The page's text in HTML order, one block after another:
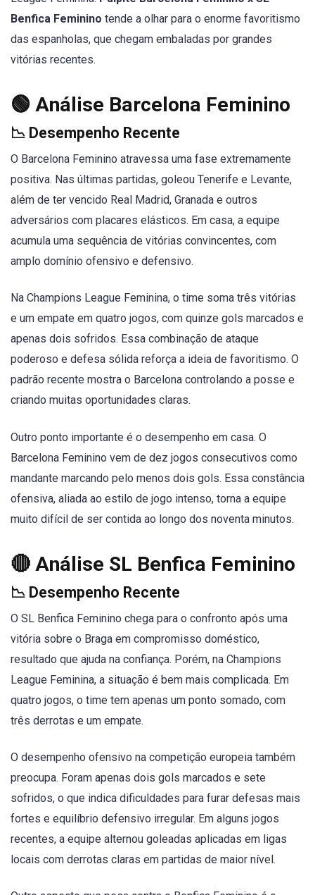
Benfica Feminino tende a olhar para o enorme favoritismo
das espanholas, que chegam embaladas por grandes
vitórias recentes.
🟢 Análise Barcelona Feminino
📉 Desempenho Recente
O Barcelona Feminino atravessa uma fase extremamente
positiva. Nas últimas partidas, goleou Tenerife e Levante,
além de ter vencido Real Madrid, Granada e outros
adversários com placares elásticos. Em casa, a equipe
acumula uma sequência de vitórias convincentes, com
amplo domínio ofensivo e defensivo.
Na Champions League Feminina, o time soma três vitórias
e um empate em quatro jogos, com quinze gols marcados e
apenas dois sofridos. Essa combinação de ataque
poderoso e defesa sólida reforça a ideia de favoritismo. O
padrão recente mostra o Barcelona controlando a posse e
criando muitas oportunidades claras.
Outro ponto importante é o desempenho em casa. O
Barcelona Feminino vem de dez jogos consecutivos como
mandante marcando pelo menos dois gols. Essa constância
ofensiva, aliada ao estilo de jogo intenso, torna a equipe
muito difícil de ser contida ao longo dos noventa minutos.
🔴 Análise SL Benfica Feminino
📉 Desempenho Recente
O SL Benfica Feminino chega para o confronto após uma
vitória sobre o Braga em compromisso doméstico,
resultado que ajuda na confiança. Porém, na Champions
League Feminina, a situação é bem mais complicada. Em
quatro jogos, o time tem apenas um ponto somado, com
três derrotas e um empate.
O desempenho ofensivo na competição europeia também
preocupa. Foram apenas dois gols marcados e sete
sofridos, o que indica dificuldades para furar defesas mais
fortes e equilíbrio defensivo irregular. Em alguns jogos
recentes, a equipe alternou goleadas aplicadas em ligas
locais com derrotas claras em partidas de maior nível.